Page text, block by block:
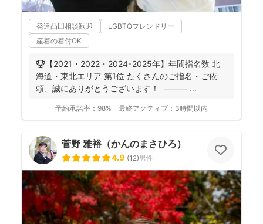
発達凸凹相談歓迎
LGBTQフレンドリー
産着の着付OK
🏆【2021・2022・2024･2025年】年間指名数 北
海道・東北エリア 第1位 たくさんのご指名・ご依
頼、誠にありがとうございます！ ⸻ ...
予約承諾率： 98% 最終アクティブ： 3時間以内
菅野 雅裕（かんのまさひろ）
4.9 (12)男性